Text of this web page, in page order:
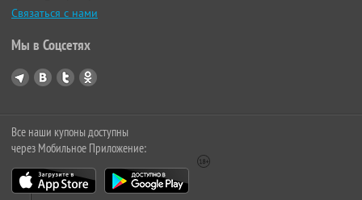
Связаться с нами
Мы в Соцсетях
Все наши купоны доступны
через Мобильное Приложение: